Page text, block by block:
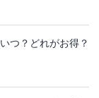
つ？どれがお得？